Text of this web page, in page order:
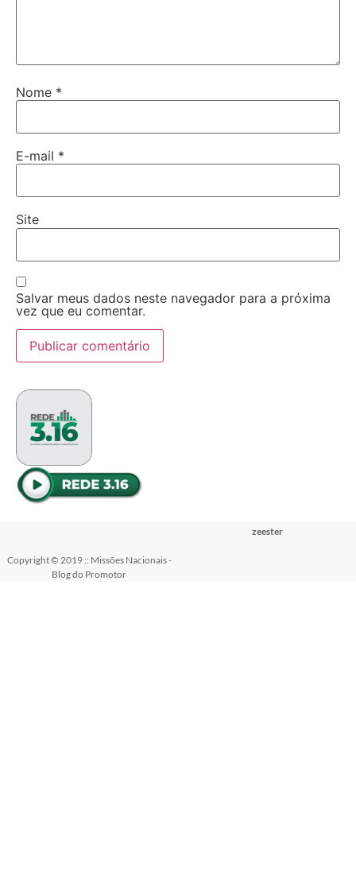
Nome *
E-mail *
Site
Salvar meus dados neste navegador para a próxima
vez que eu comentar.
Copyright © 2019 :: Missões Nacionais -
Blog do Promotor
zeester